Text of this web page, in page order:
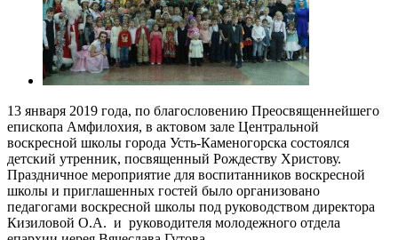
13 января 2019 года, по благословению Преосвященнейшего
епископа Амфилохия, в актовом зале Центральной
воскресной школы города Усть-Каменогорска состоялся
детский утренник, посвященный Рождеству Христову.
Праздничное мероприятие для воспитанников воскресной
школы и приглашенных гостей было организовано
педагогами воскресной школы под руководством директора
Кизиловой О.А. и руководителя молодежного отдела